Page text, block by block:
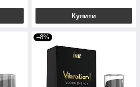
Купити
–8%